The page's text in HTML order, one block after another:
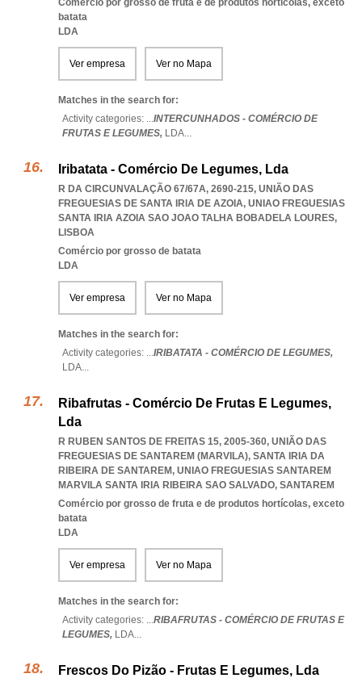
Comércio por grosso de fruta e de produtos hortícolas, exceto
batata
LDA
Ver empresa Ver no Mapa
Matches in the search for:
Activity categories: ...INTERCUNHADOS - COMÉRCIO DE
FRUTAS E LEGUMES, LDA...
Iribatata - Comércio De Legumes, Lda
R DA CIRCUNVALAÇÃO 67/67A, 2690-215, UNIÃO DAS
FREGUESIAS DE SANTA IRIA DE AZOIA, UNIAO FREGUESIAS
SANTA IRIA AZOIA SAO JOAO TALHA BOBADELA LOURES,
LISBOA
Comércio por grosso de batata
LDA
Ver empresa Ver no Mapa
Matches in the search for:
Activity categories: ...IRIBATATA - COMÉRCIO DE LEGUMES,
LDA...
Ribafrutas - Comércio De Frutas E Legumes,
Lda
R RUBEN SANTOS DE FREITAS 15, 2005-360, UNIÃO DAS
FREGUESIAS DE SANTAREM (MARVILA), SANTA IRIA DA
RIBEIRA DE SANTAREM, UNIAO FREGUESIAS SANTAREM
MARVILA SANTA IRIA RIBEIRA SAO SALVADO, SANTAREM
Comércio por grosso de fruta e de produtos hortícolas, exceto
batata
LDA
Ver empresa Ver no Mapa
Matches in the search for:
Activity categories: ...RIBAFRUTAS - COMÉRCIO DE FRUTAS E
LEGUMES, LDA...
Frescos Do Pizão - Frutas E Legumes, Lda